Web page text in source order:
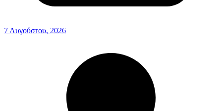
7 Αυγούστου, 2026